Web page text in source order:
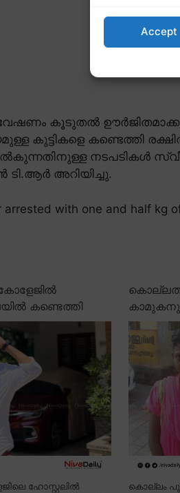
Accept
കൂടുതൽ
കുട്ടികളെ കണ്ടെത്തി
നടപടികൾ
അറിയിച്ചു.
with one and half kg
കണ്ടെത്തി
ഹോസ്റ്റലിൽ
കൊല്ലം